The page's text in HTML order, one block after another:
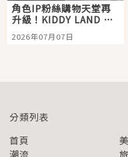
角色IP粉絲購物天堂再
升級！KIDDY LAND 原
宿店吉伊卡哇迎客，新
開幕 OMOKADO 店3分
2026年07月07日
分類列表
首頁
潮流